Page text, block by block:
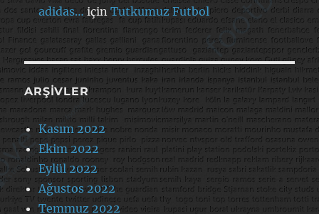
adidas… içinTutkumuz Futbol
ARŞIVLER
Kasım 2022
Ekim 2022
Eylül 2022
Ağustos 2022
Temmuz 2022